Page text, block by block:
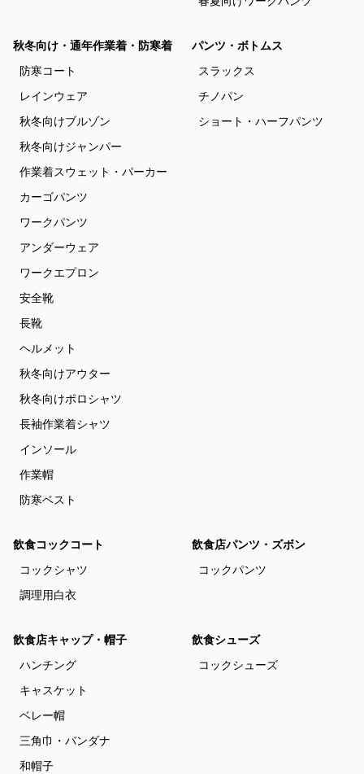
秋冬向け・通年作業着・防寒着
防寒コート
レインウェア
秋冬向けブルゾン
秋冬向けジャンパー
作業着スウェット・パーカー
カーゴパンツ
ワークパンツ
アンダーウェア
ワークエプロン
安全靴
長靴
ヘルメット
秋冬向けアウター
秋冬向けポロシャツ
長袖作業着シャツ
インソール
作業帽
防寒ベスト
パンツ・ボトムス
スラックス
チノパン
ショート・ハーフパンツ
飲食コックコート
コックシャツ
調理用白衣
飲食店パンツ・ズボン
コックパンツ
飲食店キャップ・帽子
ハンチング
キャスケット
ベレー帽
三角巾・バンダナ
和帽子
飲食シューズ
コックシューズ